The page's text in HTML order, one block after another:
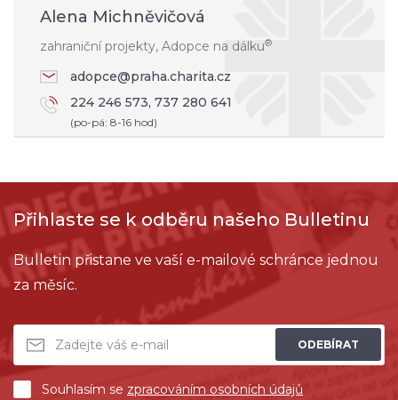
Alena Michněvičová
zahraniční projekty, Adopce na dálku®
adopce@praha.charita.cz
224 246 573, 737 280 641
(po-pá: 8-16 hod)
Přihlaste se k odběru našeho Bulletinu
Bulletin přistane ve vaší e-mailové schránce jednou
za měsíc.
ODEBÍRAT
Souhlasím se zpracováním osobních údajů